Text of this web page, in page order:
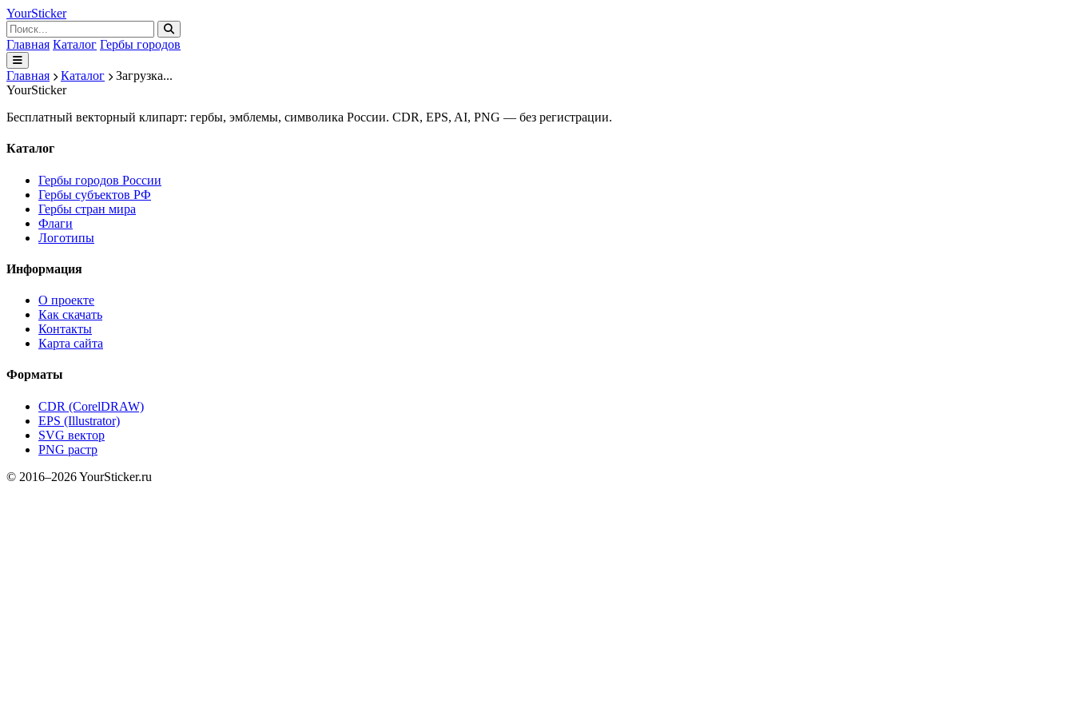
YourSticker
Главная Каталог Гербы городов
Главная Каталог
Загрузка...
YourSticker
Бесплатный векторный клипарт: гербы, эмблемы, символика России. CDR, EPS, AI, PNG — без регистрации.
Каталог
Гербы городов России
Гербы субъектов РФ
Гербы стран мира
Флаги
Логотипы
Информация
О проекте
Как скачать
Контакты
Карта сайта
Форматы
CDR (CorelDRAW)
EPS (Illustrator)
SVG вектор
PNG растр
© 2016–2026 YourSticker.ru